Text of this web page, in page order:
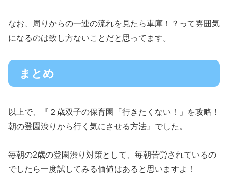
なお、周りからの一連の流れを見たら車庫！？って雰囲気
になるのは致し方ないことだと思ってます。
まとめ
以上で、『２歳双子の保育園「行きたくない！」を攻略！
朝の登園渋りから行く気にさせる方法』でした。
毎朝の2歳の登園渋り対策として、毎朝苦労されているの
でしたら一度試してみる価値はあると思いますよ！